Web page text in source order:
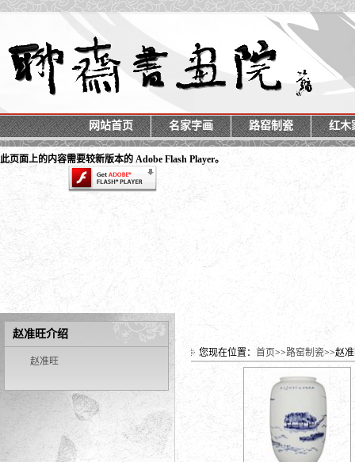
网站首页 名家字画 路窑制瓷 红木
此页面上的内容需要较新版本的 Adobe Flash Player。
赵准旺介绍
赵准旺
您现在位置： 首页>>路窑制瓷>>赵